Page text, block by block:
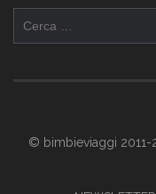
per:
© bimbieviaggi 2011-